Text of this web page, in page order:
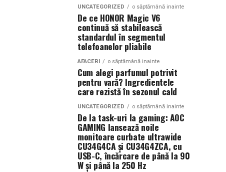
UNCATEGORIZED o săptămână inainte
De ce HONOR Magic V6
continuă să stabilească
standardul în segmentul
telefoanelor pliabile
AFACERI o săptămână inainte
Cum alegi parfumul potrivit
pentru vară? Ingredientele
care rezistă în sezonul cald
UNCATEGORIZED o săptămână inainte
De la task-uri la gaming: AOC
GAMING lansează noile
monitoare curbate ultrawide
CU34G4CA și CU34G4ZCA, cu
USB-C, încărcare de până la 90
W și până la 250 Hz